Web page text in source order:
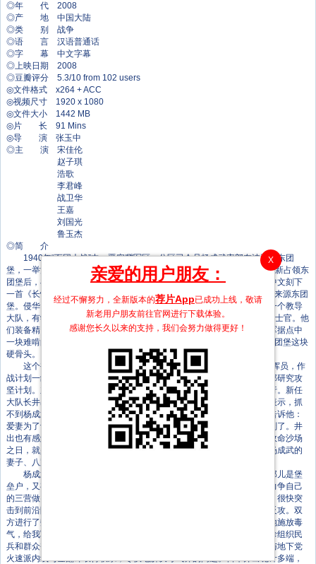
◎年 代 2008
◎产 地 中国大陆
◎类 别 战争
◎语 言 汉语普通话
◎字 幕 中文字幕
◎上映日期 2008
◎豆瓣评分 5.3/10 from 102 users
◎文件格式 x264 + ACC
◎视频尺寸 1920 x 1080
◎文件大小 1442 MB
◎片 长 91 Mins
◎导 演 张玉中
◎主 演 宋佳伦
赵子琪
浩歌
李君峰
战卫华
王嘉
刘国光
鲁玉杰
◎简 介
1940年“百团大战”中，晋察冀军区一分区司令员杨成武率部在涞源县东团
堡，一举消灭了日军170多人的教导大队，取得了攻坚战的胜利。日军重新占领东
团堡后，在村头为日军阵亡士官立下一座石碑，并在碑的两面用日文和中文刻下
一首《长恨歌》。诗中用“一死遗憾不能歼灭八路军”，以示日军抱恨战败来源东团
堡。侵华日军在河北涞源的东团堡设立了一个特殊的据点，实为日军的一个教导
大队，有学员170人，都是战斗经验丰富的日军军官和武士道精神十足的士官。他
们装备精良，弹药充足。据点所处地势险要，易守难攻，是周边地带日军据点中
一块难啃的骨头。杨成武在“百团大战”井陉战役进入尾声后，就盯上了东团堡这块
硬骨头。
这个被聂荣臻司令员笑称为“好战分子”、“三天不打仗手就痒痒”的指挥员，作
战计划一经批准，就马不停蹄的奔赴前沿阵地察看地形，召集营以上干部研究攻
坚计划。东团堡据点里，日军新旧大队长交接仪式正在热烈的气氛中进行。新任
大队长井出传达人见旅团长的命令，一定要活捉杨成武。已卸任的甲田表示，抓
不到杨成武决不回国度假。井出劝甲田回国与夫人团聚，甲田悲伤地要告诉他：
爱妻为了让我无牵无挂地投入大东亚圣战，三年前在送我离岛时割颈自刎了。井
出也有感触地拿出一朵干枯的樱花：这是妻子临别时相赠的礼物，当我效命沙场
之日，就是这樱花灿烂夺目之时。二人甘为天皇孝命，可谓如出一辙。杨成武的
妻子、八路军干事兼地委妇委书记赵志珍在灯下细心的缝着虎头鞋。
杨成武写完日记对妻子说：就要打仗了，把小易生送到老勺家吧，那儿是堡
垒户，又有个和易生同龄的娃娃做伴。攻坚战在夜里发起。营长沈立强力争自己
的三营做突击队。枪林弹雨中，战士们跨过据点外的防护沟，避开电网，很快突
击到前沿阵地。日军凭借着坚固的工事和充足的弹药，向我军阵地发起反攻。双
方进行了数次冲锋与反冲锋的较量，难分高下。穷凶极恶的日军向我阵地施放毒
气，给我军造成严重损失。杨成武果断命令停止进攻，撤出战斗。赵志珍组织民
兵和群众奋力抢救受伤的指战员，为部队赶制防范毒气的口罩。姜科长与地下党
火速派内线与金翻译取得联系，尽快地解决毒气弹的问题。日军井出诡计多端，
X
亲爱的用户朋友：
经过不懈努力，全新版本的荐片App已成功上线，敬请
新老用户朋友前往官网进行下载体验。
感谢您长久以来的支持，我们会努力做得更好！